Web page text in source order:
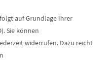
auf Grundlage Ihrer
Sie können
widerrufen. Dazu reicht